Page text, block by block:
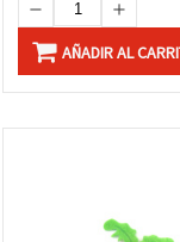
AÑADIR AL